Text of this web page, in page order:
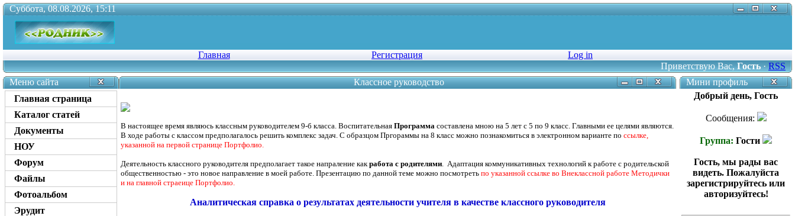
Суббота, 08.08.2026, 15:11
Главная Регистрация
Log in
Приветствую Вас,Гость·RSS
Меню сайта
Главная страница
Каталог статей
Документы
НОУ
Форум
Файлы
Фотоальбом
Эрудит
Классное руководство
В настоящее время являюсь классным руководителем 9-б класса. Воспитательная Программа составлена мною на 5 лет с 5 по 9 класс. Главными ее целями являются.
В ходе работы с классом предполагалось решить комплекс задач. С образцом Пргораммы на 8 класс можно познакомиться в электронном варианте по ссылке,
указанной на первой странице Портфолио.
Деятельность классного руководителя предполагает такое напраление какработа с родителями. Адаптация коммуникативных технологий к работе с родительской
общественностью - это новое направление в моей работе. Презентацию по данной теме можно посмотреть по указанной ссылке во Внеклассной работе Методички
и на главной страеице Портфолио.
Аналитическая справка о результатах деятельности учителя в качестве классного руководителя
Мини профиль
Добрый день, Гость
Сообщения:
Группа: Гости
Гость, мы рады вас
видеть. Пожалуйста
зарегистрируйтесь или
авторизуйтесь!